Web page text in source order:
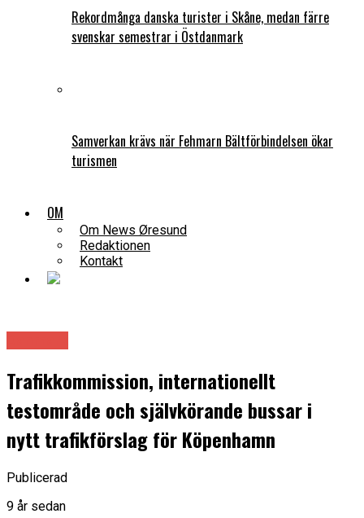
Rekordmånga danska turister i Skåne, medan färre
svenskar semestrar i Östdanmark
Samverkan krävs när Fehmarn Bältförbindelsen ökar
turismen
OM
Om News Øresund
Redaktionen
Kontakt
Trafikkommission, internationellt
testområde och självkörande bussar i
nytt trafikförslag för Köpenhamn
Publicerad
9 år sedan